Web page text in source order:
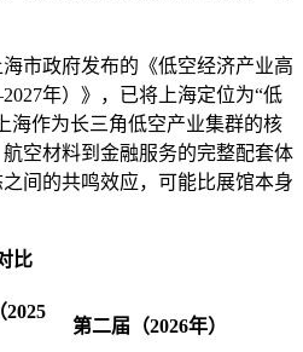
市政府发布的《低空经济产业高
年）》，已将上海定位为“低
海作为长三角低空产业集群的核
空材料到金融服务的完整配套体
间的共鸣效应，可能比展馆本身
比
2025
第二届（2026年）